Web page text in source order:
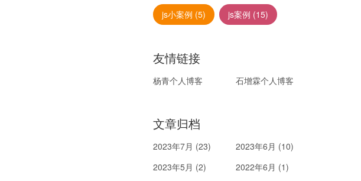
js小案例 (5) js案例 (15)
友情链接
杨青个人博客 石增霖个人博客
文章归档
2023年7月 (23)
2023年6月 (10)
2023年5月 (2)
2022年6月 (1)